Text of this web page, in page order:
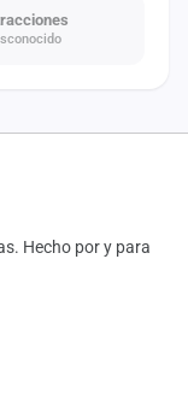
Hecho por y para